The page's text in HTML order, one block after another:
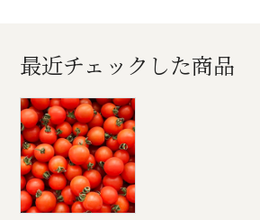
最近チェックした商品